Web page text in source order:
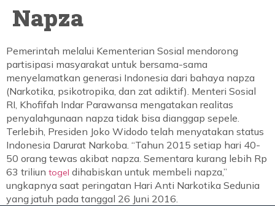
Napza
Pemerintah melalui Kementerian Sosial mendorong
partisipasi masyarakat untuk bersama-sama
menyelamatkan generasi Indonesia dari bahaya napza
(Narkotika, psikotropika, dan zat adiktif). Menteri Sosial
RI, Khofifah Indar Parawansa mengatakan realitas
penyalahgunaan napza tidak bisa dianggap sepele.
Terlebih, Presiden Joko Widodo telah menyatakan status
Indonesia Darurat Narkoba. “Tahun 2015 setiap hari 40-
50 orang tewas akibat napza. Sementara kurang lebih Rp
63 triliun togel dihabiskan untuk membeli napza,”
ungkapnya saat peringatan Hari Anti Narkotika Sedunia
yang jatuh pada tanggal 26 Juni 2016.